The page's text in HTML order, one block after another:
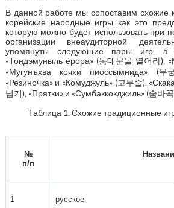
В данной работе мы сопоставим схожие
корейские народные игры как это
которую можно будет использовать при
организации внеаудиторной
упомянуты следующие пары игр, а
«Тондэмуныль ёрора» (동대문을 열어라),
«Мугунъхва кочхи пиоcсымнида» (무
«Резиночка» и «Комуджуль» (고무줄),
넘기), «Прятки» и «Сумбаккокджиль» (숨바
Таблица 1. Схожие традиционные
№
п/п
1 русское